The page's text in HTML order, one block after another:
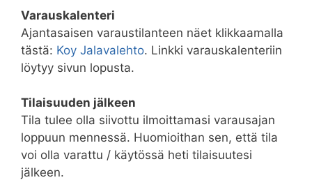
Varauskalenteri
Ajantasaisen varaustilanteen näet klikkaamalla
tästä: Koy Jalavalehto. Linkki varauskalenteriin
löytyy sivun lopusta.
Tilaisuuden jälkeen
Tila tulee olla siivottu ilmoittamasi varausajan
loppuun mennessä. Huomioithan sen, että tila
voi olla varattu / käytössä heti tilaisuutesi
jälkeen.